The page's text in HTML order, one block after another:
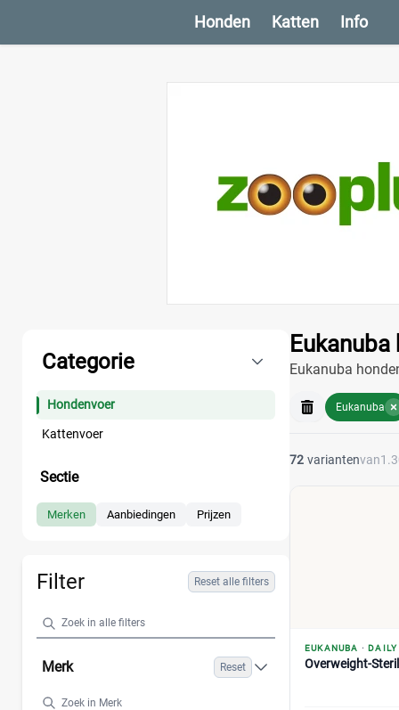
Honden Katten Info
Categorie
Hondenvoer
Kattenvoer
Sectie
Merken Aanbiedingen Prijzen
Filter Reset alle filters
Merk Reset
Eukanuba
Producten
Eukanuba
72 variantenvan
EUKANUBA ·DAILY
Overweight-